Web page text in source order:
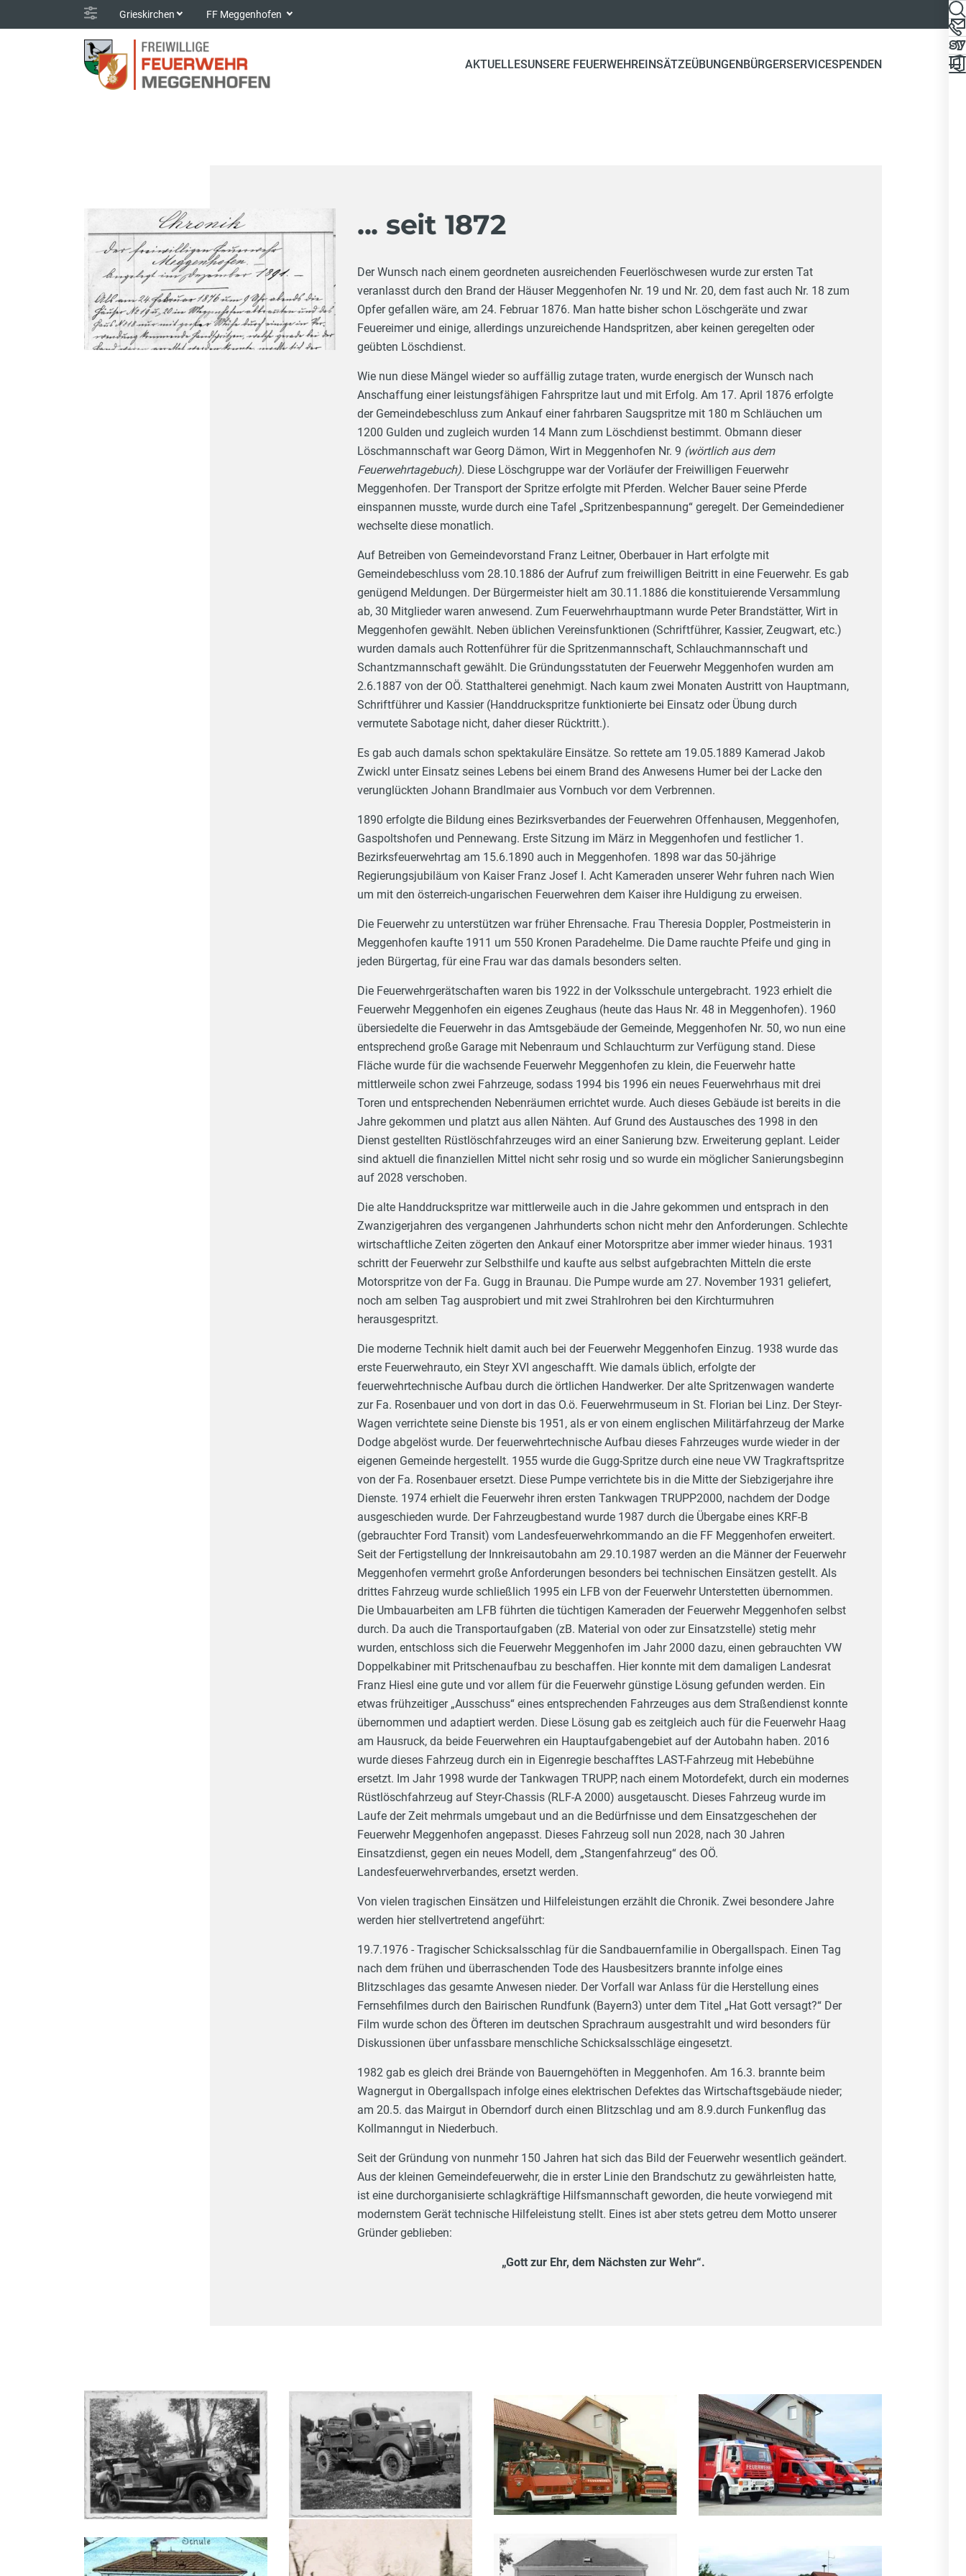
Grieskirchen FF Meggenhofen
AKTUELLESUNSERE FEUERWEHREINSÄTZEÜBUNGENBÜRGERSERVICESPENDEN
... seit 1872
Der Wunsch nach einem geordneten ausreichenden Feuerlöschwesen wurde zur ersten Tat
veranlasst durch den Brand der Häuser Meggenhofen Nr. 19 und Nr. 20, dem fast auch Nr. 18 zum
Opfer gefallen wäre, am 24. Februar 1876. Man hatte bisher schon Löschgeräte und zwar
Feuereimer und einige, allerdings unzureichende Handspritzen, aber keinen geregelten oder
geübten Löschdienst.
Wie nun diese Mängel wieder so auffällig zutage traten, wurde energisch der Wunsch nach
Anschaffung einer leistungsfähigen Fahrspritze laut und mit Erfolg. Am 17. April 1876 erfolgte
der Gemeindebeschluss zum Ankauf einer fahrbaren Saugspritze mit 180 m Schläuchen um
1200 Gulden und zugleich wurden 14 Mann zum Löschdienst bestimmt. Obmann dieser
Löschmannschaft war Georg Dämon, Wirt in Meggenhofen Nr. 9 (wörtlich aus dem
Feuerwehrtagebuch). Diese Löschgruppe war der Vorläufer der Freiwilligen Feuerwehr
Meggenhofen. Der Transport der Spritze erfolgte mit Pferden. Welcher Bauer seine Pferde
einspannen musste, wurde durch eine Tafel „Spritzenbespannung“ geregelt. Der Gemeindediener
wechselte diese monatlich.
Auf Betreiben von Gemeindevorstand Franz Leitner, Oberbauer in Hart erfolgte mit
Gemeindebeschluss vom 28.10.1886 der Aufruf zum freiwilligen Beitritt in eine Feuerwehr. Es gab
genügend Meldungen. Der Bürgermeister hielt am 30.11.1886 die konstituierende Versammlung
ab, 30 Mitglieder waren anwesend. Zum Feuerwehrhauptmann wurde Peter Brandstätter, Wirt in
Meggenhofen gewählt. Neben üblichen Vereinsfunktionen (Schriftführer, Kassier, Zeugwart, etc.)
wurden damals auch Rottenführer für die Spritzenmannschaft, Schlauchmannschaft und
Schantzmannschaft gewählt. Die Gründungsstatuten der Feuerwehr Meggenhofen wurden am
2.6.1887 von der OÖ. Statthalterei genehmigt. Nach kaum zwei Monaten Austritt von Hauptmann,
Schriftführer und Kassier (Handdruckspritze funktionierte bei Einsatz oder Übung durch
vermutete Sabotage nicht, daher dieser Rücktritt.).
Es gab auch damals schon spektakuläre Einsätze. So rettete am 19.05.1889 Kamerad Jakob
Zwickl unter Einsatz seines Lebens bei einem Brand des Anwesens Humer bei der Lacke den
verunglückten Johann Brandlmaier aus Vornbuch vor dem Verbrennen.
1890 erfolgte die Bildung eines Bezirksverbandes der Feuerwehren Offenhausen, Meggenhofen,
Gaspoltshofen und Pennewang. Erste Sitzung im März in Meggenhofen und festlicher 1.
Bezirksfeuerwehrtag am 15.6.1890 auch in Meggenhofen. 1898 war das 50-jährige
Regierungsjubiläum von Kaiser Franz Josef I. Acht Kameraden unserer Wehr fuhren nach Wien
um mit den österreich-ungarischen Feuerwehren dem Kaiser ihre Huldigung zu erweisen.
Die Feuerwehr zu unterstützen war früher Ehrensache. Frau Theresia Doppler, Postmeisterin in
Meggenhofen kaufte 1911 um 550 Kronen Paradehelme. Die Dame rauchte Pfeife und ging in
jeden Bürgertag, für eine Frau war das damals besonders selten.
Die Feuerwehrgerätschaften waren bis 1922 in der Volksschule untergebracht. 1923 erhielt die
Feuerwehr Meggenhofen ein eigenes Zeughaus (heute das Haus Nr. 48 in Meggenhofen). 1960
übersiedelte die Feuerwehr in das Amtsgebäude der Gemeinde, Meggenhofen Nr. 50, wo nun eine
entsprechend große Garage mit Nebenraum und Schlauchturm zur Verfügung stand. Diese
Fläche wurde für die wachsende Feuerwehr Meggenhofen zu klein, die Feuerwehr hatte
mittlerweile schon zwei Fahrzeuge, sodass 1994 bis 1996 ein neues Feuerwehrhaus mit drei
Toren und entsprechenden Nebenräumen errichtet wurde. Auch dieses Gebäude ist bereits in die
Jahre gekommen und platzt aus allen Nähten. Auf Grund des Austausches des 1998 in den
Dienst gestellten Rüstlöschfahrzeuges wird an einer Sanierung bzw. Erweiterung geplant. Leider
sind aktuell die finanziellen Mittel nicht sehr rosig und so wurde ein möglicher Sanierungsbeginn
auf 2028 verschoben.
Die alte Handdruckspritze war mittlerweile auch in die Jahre gekommen und entsprach in den
Zwanzigerjahren des vergangenen Jahrhunderts schon nicht mehr den Anforderungen. Schlechte
wirtschaftliche Zeiten zögerten den Ankauf einer Motorspritze aber immer wieder hinaus. 1931
schritt der Feuerwehr zur Selbsthilfe und kaufte aus selbst aufgebrachten Mitteln die erste
Motorspritze von der Fa. Gugg in Braunau. Die Pumpe wurde am 27. November 1931 geliefert,
noch am selben Tag ausprobiert und mit zwei Strahlrohren bei den Kirchturmuhren
herausgespritzt.
Die moderne Technik hielt damit auch bei der Feuerwehr Meggenhofen Einzug. 1938 wurde das
erste Feuerwehrauto, ein Steyr XVI angeschafft. Wie damals üblich, erfolgte der
feuerwehrtechnische Aufbau durch die örtlichen Handwerker. Der alte Spritzenwagen wanderte
zur Fa. Rosenbauer und von dort in das O.ö. Feuerwehrmuseum in St. Florian bei Linz. Der Steyr-
Wagen verrichtete seine Dienste bis 1951, als er von einem englischen Militärfahrzeug der Marke
Dodge abgelöst wurde. Der feuerwehrtechnische Aufbau dieses Fahrzeuges wurde wieder in der
eigenen Gemeinde hergestellt. 1955 wurde die Gugg-Spritze durch eine neue VW Tragkraftspritze
von der Fa. Rosenbauer ersetzt. Diese Pumpe verrichtete bis in die Mitte der Siebzigerjahre ihre
Dienste. 1974 erhielt die Feuerwehr ihren ersten Tankwagen TRUPP2000, nachdem der Dodge
ausgeschieden wurde. Der Fahrzeugbestand wurde 1987 durch die Übergabe eines KRF-B
(gebrauchter Ford Transit) vom Landesfeuerwehrkommando an die FF Meggenhofen erweitert.
Seit der Fertigstellung der Innkreisautobahn am 29.10.1987 werden an die Männer der Feuerwehr
Meggenhofen vermehrt große Anforderungen besonders bei technischen Einsätzen gestellt. Als
drittes Fahrzeug wurde schließlich 1995 ein LFB von der Feuerwehr Unterstetten übernommen.
Die Umbauarbeiten am LFB führten die tüchtigen Kameraden der Feuerwehr Meggenhofen selbst
durch. Da auch die Transportaufgaben (zB. Material von oder zur Einsatzstelle) stetig mehr
wurden, entschloss sich die Feuerwehr Meggenhofen im Jahr 2000 dazu, einen gebrauchten VW
Doppelkabiner mit Pritschenaufbau zu beschaffen. Hier konnte mit dem damaligen Landesrat
Franz Hiesl eine gute und vor allem für die Feuerwehr günstige Lösung gefunden werden. Ein
etwas frühzeitiger „Ausschuss“ eines entsprechenden Fahrzeuges aus dem Straßendienst konnte
übernommen und adaptiert werden. Diese Lösung gab es zeitgleich auch für die Feuerwehr Haag
am Hausruck, da beide Feuerwehren ein Hauptaufgabengebiet auf der Autobahn haben. 2016
wurde dieses Fahrzeug durch ein in Eigenregie beschafftes LAST-Fahrzeug mit Hebebühne
ersetzt. Im Jahr 1998 wurde der Tankwagen TRUPP, nach einem Motordefekt, durch ein modernes
Rüstlöschfahrzeug auf Steyr-Chassis (RLF-A 2000) ausgetauscht. Dieses Fahrzeug wurde im
Laufe der Zeit mehrmals umgebaut und an die Bedürfnisse und dem Einsatzgeschehen der
Feuerwehr Meggenhofen angepasst. Dieses Fahrzeug soll nun 2028, nach 30 Jahren
Einsatzdienst, gegen ein neues Modell, dem „Stangenfahrzeug“ des OÖ.
Landesfeuerwehrverbandes, ersetzt werden.
Von vielen tragischen Einsätzen und Hilfeleistungen erzählt die Chronik. Zwei besondere Jahre
werden hier stellvertretend angeführt:
19.7.1976 - Tragischer Schicksalsschlag für die Sandbauernfamilie in Obergallspach. Einen Tag
nach dem frühen und überraschenden Tode des Hausbesitzers brannte infolge eines
Blitzschlages das gesamte Anwesen nieder. Der Vorfall war Anlass für die Herstellung eines
Fernsehfilmes durch den Bairischen Rundfunk (Bayern3) unter dem Titel „Hat Gott versagt?“ Der
Film wurde schon des Öfteren im deutschen Sprachraum ausgestrahlt und wird besonders für
Diskussionen über unfassbare menschliche Schicksalsschläge eingesetzt.
1982 gab es gleich drei Brände von Bauerngehöften in Meggenhofen. Am 16.3. brannte beim
Wagnergut in Obergallspach infolge eines elektrischen Defektes das Wirtschaftsgebäude nieder;
am 20.5. das Mairgut in Oberndorf durch einen Blitzschlag und am 8.9.durch Funkenflug das
Kollmanngut in Niederbuch.
Seit der Gründung von nunmehr 150 Jahren hat sich das Bild der Feuerwehr wesentlich geändert.
Aus der kleinen Gemeindefeuerwehr, die in erster Linie den Brandschutz zu gewährleisten hatte,
ist eine durchorganisierte schlagkräftige Hilfsmannschaft geworden, die heute vorwiegend mit
modernstem Gerät technische Hilfeleistung stellt. Eines ist aber stets getreu dem Motto unserer
Gründer geblieben:
„Gott zur Ehr, dem Nächsten zur Wehr“.